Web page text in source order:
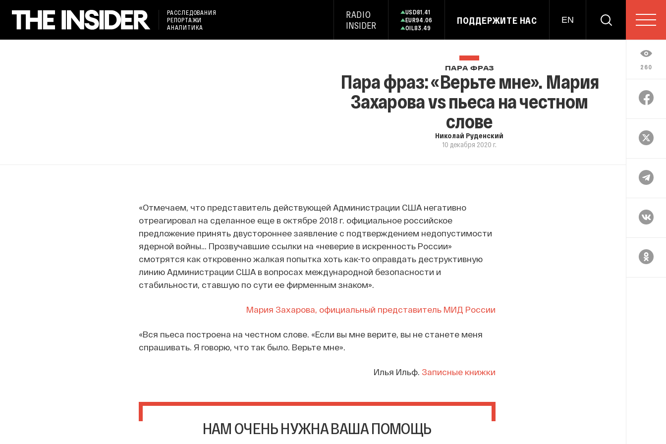
РАССЛЕДОВАНИЯ
РЕПОРТАЖИ
АНАЛИТИКА
RADIO
INSIDER
USD81.41
EUR94.06
OIL83.49
ПОДДЕРЖИТЕ НАС EN
260
ПАРА ФРАЗ
Пара фраз: «Верьте мне». Мария
Захарова vs пьеса на честном
слове
Николай Руденский
10 декабря 2020 г.
«Отмечаем, что представитель действующей Администрации США негативно
отреагировал на сделанное еще в октябре 2018 г. официальное российское
предложение принять двустороннее заявление с подтверждением недопустимости
ядерной войны… Прозвучавшие ссылки на «неверие в искренность России»
смотрятся как откровенно жалкая попытка хоть как-то оправдать деструктивную
линию Администрации США в вопросах международной безопасности и
стабильности, ставшую по сути ее фирменным знаком».
Мария Захарова, официальный представитель МИД России
«Вся пьеса построена на честном слове. «Если вы мне верите, вы не станете меня
спрашивать. Я говорю, что так было. Верьте мне».
Илья Ильф. Записные книжки
НАМ ОЧЕНЬ НУЖНА ВАША ПОМОЩЬ